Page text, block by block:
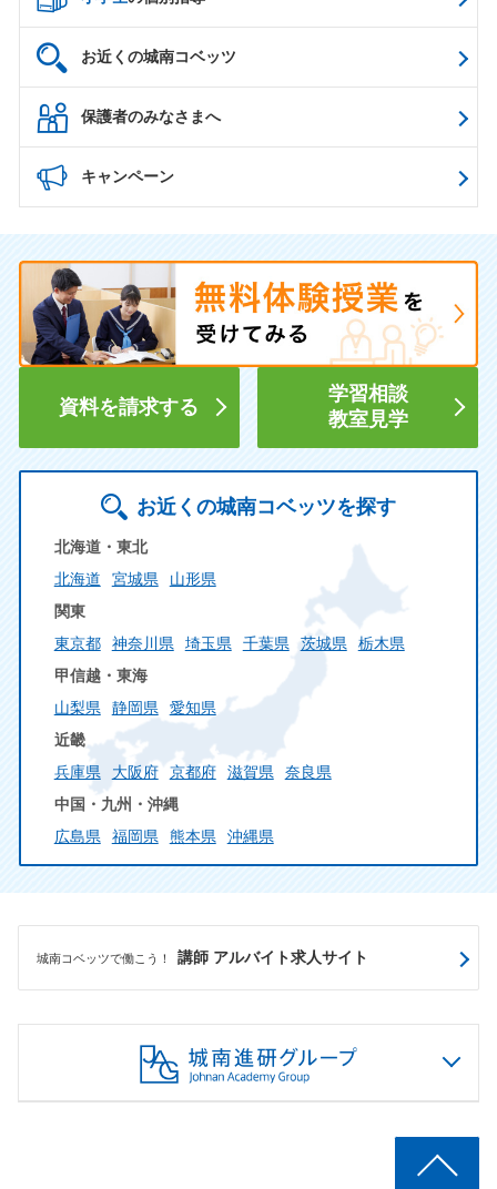
お近くの城南コベッツ
保護者のみなさまへ
キャンペーン
資料を請求する
学習相談
教室見学
お近くの城南コベッツを探す
北海道・東北
北海道
宮城県
山形県
関東
東京都
神奈川県 埼玉県 千葉県 茨城県
栃木県
甲信越・東海
山梨県
静岡県
愛知県
近畿
兵庫県
大阪府 京都府 滋賀県
奈良県
中国・九州・沖縄
広島県
福岡県 熊本県 沖縄県
城南コベッツで働こう！ 講師 アルバイト求人サイト